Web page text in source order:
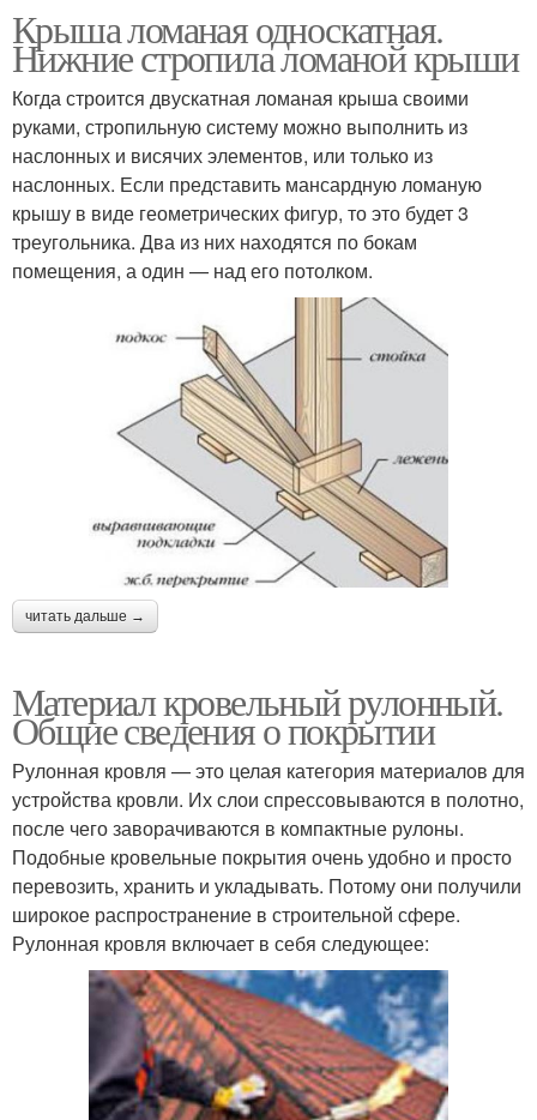
Крыша ломаная односкатная.
Нижние стропила ломаной крыши
Когда строится двускатная ломаная крыша своими
руками, стропильную систему можно выполнить из
наслонных и висячих элементов, или только из
наслонных. Если представить мансардную ломаную
крышу в виде геометрических фигур, то это будет 3
треугольника. Два из них находятся по бокам
помещения, а один — над его потолком.
читать дальше →
Материал кровельный рулонный.
Общие сведения о покрытии
Рулонная кровля — это целая категория материалов для
устройства кровли. Их слои спрессовываются в полотно,
после чего заворачиваются в компактные рулоны.
Подобные кровельные покрытия очень удобно и просто
перевозить, хранить и укладывать. Потому они получили
широкое распространение в строительной сфере.
Рулонная кровля включает в себя следующее: